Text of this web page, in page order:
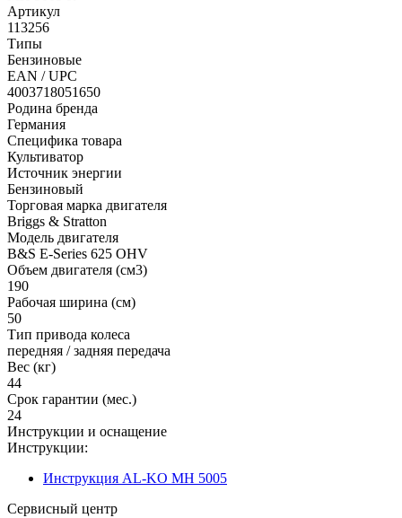
Артикул
113256
Типы
Бензиновые
EAN / UPC
4003718051650
Родина бренда
Германия
Специфика товара
Культиватор
Источник энергии
Бензиновый
Торговая марка двигателя
Briggs & Stratton
Модель двигателя
B&S E-Series 625 OHV
Объем двигателя (см3)
190
Рабочая ширина (см)
50
Тип привода колеса
передняя / задняя передача
Вес (кг)
44
Срок гарантии (мес.)
24
Инструкции и оснащение
Инструкции:
Инструкция AL-KO MH 5005
Сервисный центр